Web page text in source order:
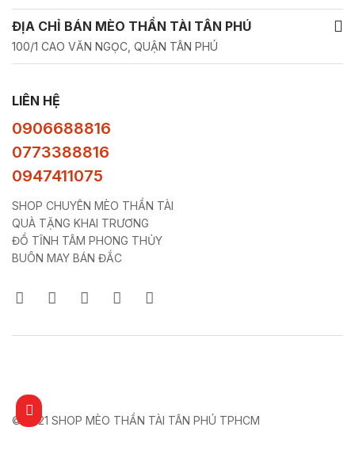
ĐỊA CHỈ BÁN MÈO THẦN TÀI TÂN PHÚ
100/1 CAO VĂN NGỌC, QUẬN TÂN PHÚ
LIÊN HỆ
0906688816
0773388816
0947411075
SHOP CHUYÊN MÈO THẦN TÀI
QUÀ TẶNG KHAI TRƯƠNG
ĐỒ TĨNH TÂM PHONG THỦY
BUÔN MAY BÁN ĐẮC
© 2021 SHOP MÈO THẦN TÀI TÂN PHÚ TPHCM